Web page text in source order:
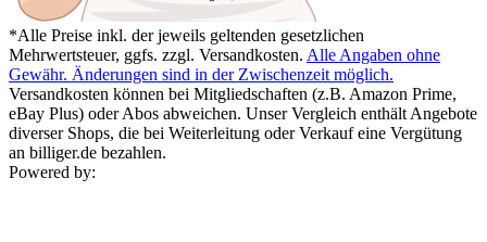
*Alle Preise inkl. der jeweils geltenden gesetzlichen
Mehrwertsteuer, ggfs. zzgl. Versandkosten. Alle Angaben ohne
Gewähr. Änderungen sind in der Zwischenzeit möglich.
Versandkosten können bei Mitgliedschaften (z.B. Amazon Prime,
eBay Plus) oder Abos abweichen. Unser Vergleich enthält Angebote
diverser Shops, die bei Weiterleitung oder Verkauf eine Vergütung
an billiger.de bezahlen.
Powered by: